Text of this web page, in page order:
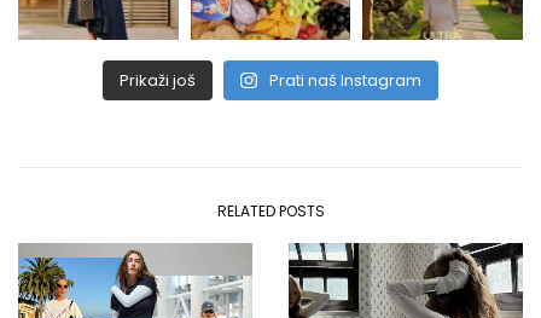
Prikaži još Prati naš Instagram
RELATED POSTS